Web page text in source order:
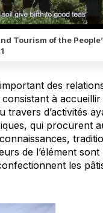
Tourism of the
des
à accueillir
travers d’activités
qui procurent
de l’élément sont
les